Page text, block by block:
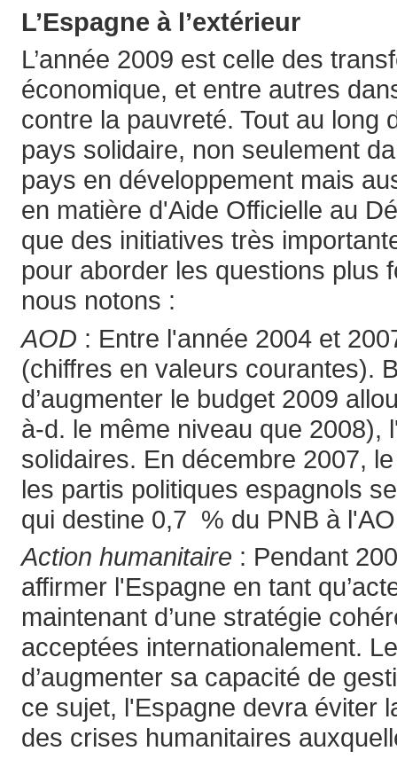
L’Espagne à l’extérieur
L’année 2009 est celle des
économique, et entre autres
contre la pauvreté. Tout au long
pays solidaire, non seulement
pays en développement mais
en matière d'Aide Officielle au
que des initiatives très
pour aborder les questions plus
nous notons :
AOD : Entre l'année 2004 et
(chiffres en valeurs courantes).
d’augmenter le budget 2009
à-d. le même niveau que 2008),
solidaires. En décembre 2007,
les partis politiques espagnols
qui destine 0,7 % du PNB à
Action humanitaire : Pendant
affirmer l'Espagne en tant
maintenant d’une stratégie
acceptées internationalement.
d’augmenter sa capacité de
ce sujet, l'Espagne devra éviter
des crises humanitaires